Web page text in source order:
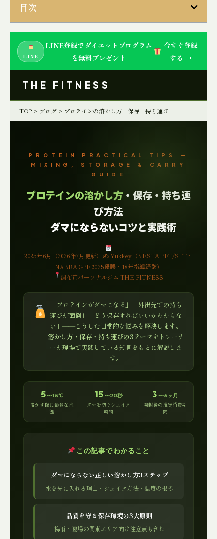
目次
LINE
LINE登録でダイエットプログラム
を無料プレゼント
今すぐ登録
する →
THE FITNESS
TOP > ブログ > プロテインの溶かし方・保存・持ち運び
PROTEIN PRACTICAL TIPS —
MIXING, STORAGE & CARRY
GUIDE
プロテインの溶かし方 ・保存・持ち運
び方法
｜ダマにならないコツと実践術
2025年6月（2026年7月更新）✍ Yukkey（NESTA-PFT/SFT・
NABBA GPF 2025優勝・18年指導経験）
調布市パーソナルジム THE FITNESS
「プロテインがダマになる」「外出先での持ち
運びが面倒」「どう保存すればいいかわからな
い」——こうした日常的な悩みを解決します。
溶かし方・保存・持ち運びの3テーマをトレーナ
ーが現場で実践している知見をもとに解説しま
す。
5 〜15℃
溶かす際に最適な水
温
15 〜20秒
ダマを防ぐシェイク
時間
3 〜6ヶ月
開封後の推奨消費期
間
この記事でわかること
ダマにならない正しい溶かし方3ステップ
水を先に入れる理由・シェイク方法・温度の根拠
品質を守る保存環境の3大原則
梅雨・夏場の関東エリア向け注意点も含む